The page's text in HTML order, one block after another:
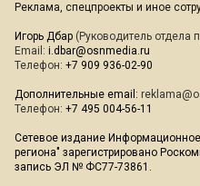
Реклама, спецпроекты и иное
Игорь Дбар (Руководитель отдела
Email: i.dbar@osnmedia.ru
Телефон: +7 909 936-02-90
Дополнительные email:
Телефон: +7 495 004-56-11
Сетевое издание
региона" зарегистрировано
запись ЭЛ № ФС77-73861.